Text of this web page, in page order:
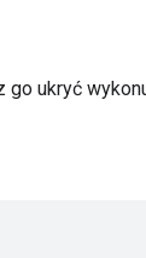
go ukryć